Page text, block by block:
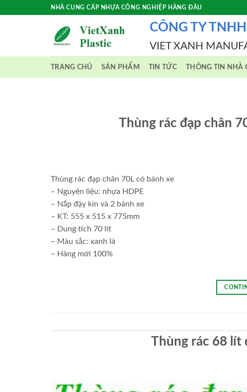
NHÀ CUNG CẤP NHỰA CÔNG NGHIỆP HÀNG ĐẦU
CÔNG TY
VIET XANH
TRANG CHỦ SẢN PHẨM TIN TỨC THÔNG TIN NHÀ
Thùng rác đạp chân
Thùng rác đạp chân 70L có bánh xe
– Nguyên liệu: nhựa HDPE
– Nắp đậy kín và 2 bánh xe
– KT: 555 x 515 x 775mm
– Dung tích 70 lít
– Màu sắc: xanh lá
– Hàng mới 100%
Thùng rác 68 lít